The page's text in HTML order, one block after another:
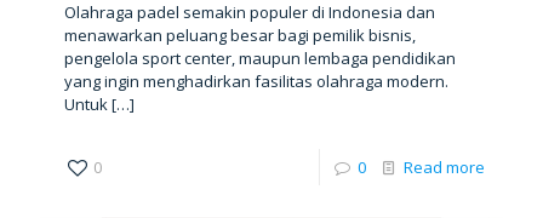
Olahraga padel semakin populer di Indonesia dan
menawarkan peluang besar bagi pemilik bisnis,
pengelola sport center, maupun lembaga pendidikan
yang ingin menghadirkan fasilitas olahraga modern.
Untuk[…]
0 0 Read more